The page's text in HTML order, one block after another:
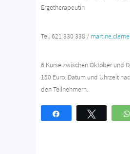
Ergotherapeutin
Tel. 621 330 338 /
6 Kurse zwischen Oktober und
150 Euro. Datum und Uhrzeit
den Teilnehmern.
Partagez Tweetez